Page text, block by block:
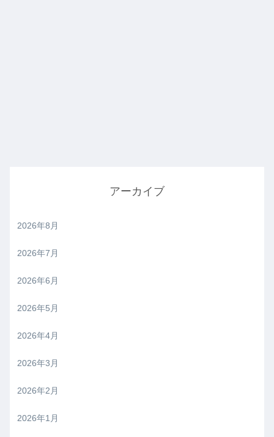
アーカイブ
2026年8月
2026年7月
2026年6月
2026年5月
2026年4月
2026年3月
2026年2月
2026年1月